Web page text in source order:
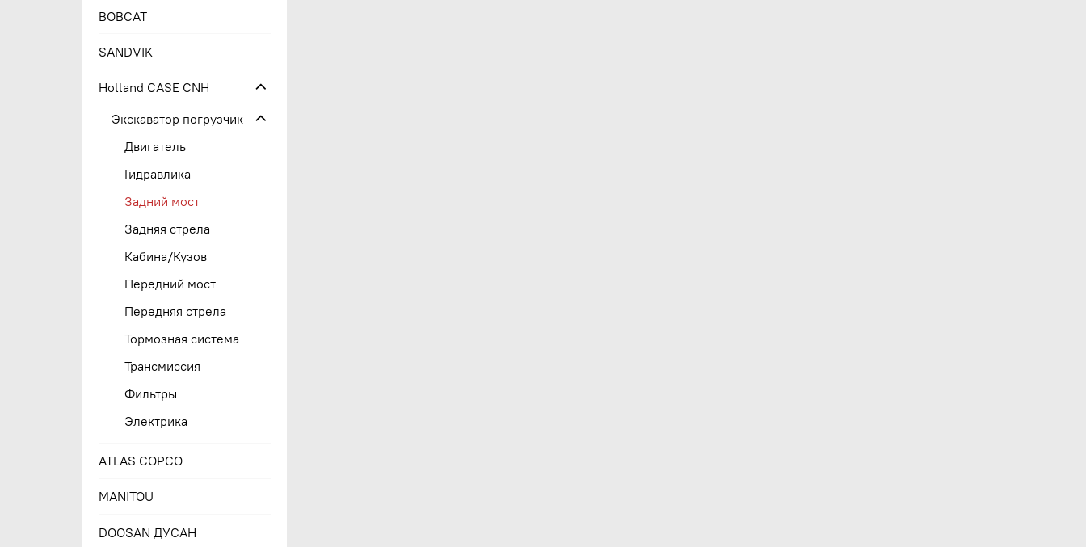
BOBCAT
SANDVIK
Holland CASE CNH
Экскаватор погрузчик
Двигатель
Гидравлика
Задний мост
Задняя стрела
Кабина/Кузов
Передний мост
Передняя стрела
Тормозная система
Трансмиссия
Фильтры
Электрика
ATLAS COPCO
MANITOU
DOOSAN ДУСАН